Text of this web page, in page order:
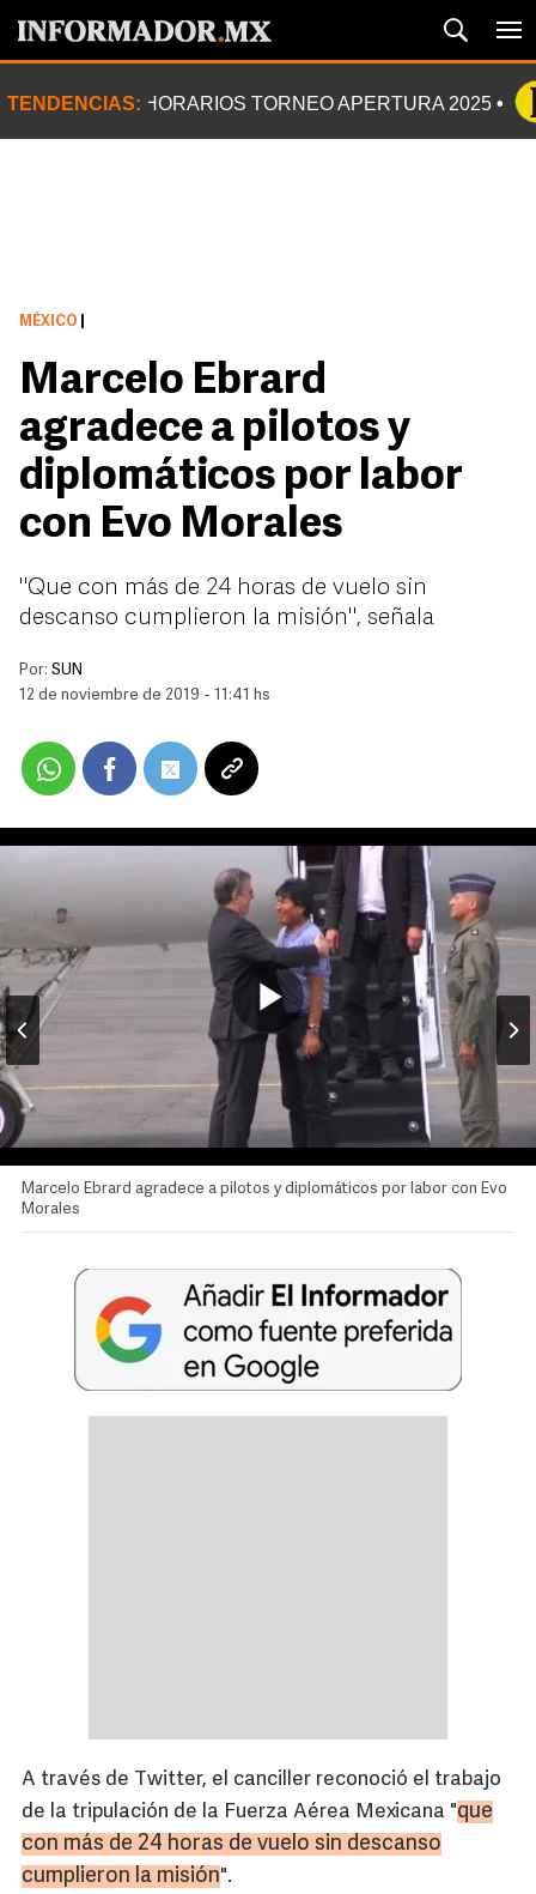
TENDENCIAS: HORARIOS TORNEO APERTURA 2025
MÉXICO
Marcelo Ebrard
agradece a pilotos y
diplomáticos por labor
con Evo Morales
"Que con más de 24 horas de vuelo sin
descanso cumplieron la misión", señala
Por: SUN
12 de noviembre de 2019 - 11:41 hs
Play
Video
Marcelo Ebrard agradece a pilotos y diplomáticos por labor con Evo
Morales
A través de Twitter, el canciller reconoció el trabajo
de la tripulación de la Fuerza Aérea Mexicana "que
con más de 24 horas de vuelo sin descanso
cumplieron la misión".